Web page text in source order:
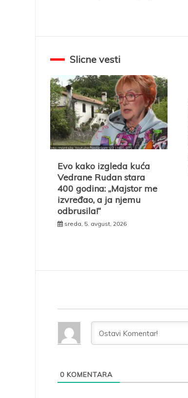
Slicne vesti
Evo kako izgleda kuća
Vedrane Rudan stara
400 godina: „Majstor me
izvređao, a ja njemu
odbrusila!“
sreda, 5. avgust, 2026
0 KOMENTARA